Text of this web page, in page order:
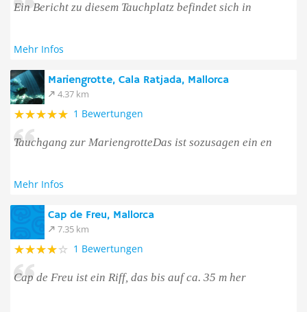
Ein Bericht zu diesem Tauchplatz befindet sich in
Mehr Infos
Mariengrotte, Cala Ratjada, Mallorca
4.37 km
1 Bewertungen
Tauchgang zur MariengrotteDas ist sozusagen ein en
Mehr Infos
Cap de Freu, Mallorca
7.35 km
1 Bewertungen
Cap de Freu ist ein Riff, das bis auf ca. 35 m her